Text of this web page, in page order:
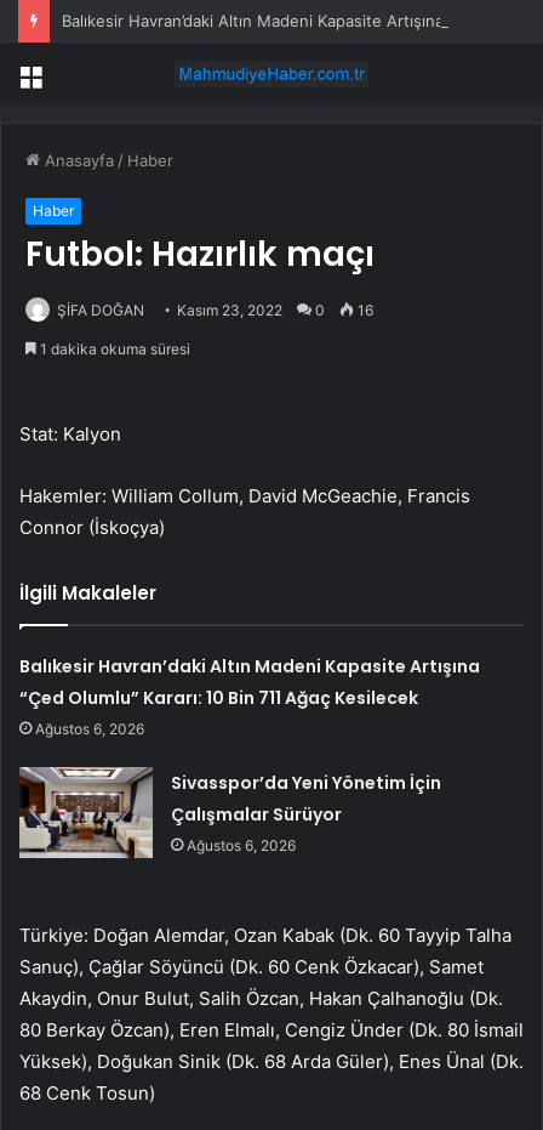
Menü
Anasayfa / Haber
Haber
Futbol: Hazırlık maçı
ŞİFA DOĞAN Kasım 23, 2022 0 16
1 dakika okuma süresi
Stat: Kalyon
Hakemler: William Collum, David McGeachie, Francis
Connor (İskoçya)
İlgili Makaleler
Balıkesir Havran’daki Altın Madeni Kapasite Artışına
“Çed Olumlu” Kararı: 10 Bin 711 Ağaç Kesilecek
Ağustos 6, 2026
Sivasspor’da Yeni Yönetim İçin
Çalışmalar Sürüyor
Ağustos 6, 2026
Türkiye: Doğan Alemdar, Ozan Kabak (Dk. 60 Tayyip Talha
Sanuç), Çağlar Söyüncü (Dk. 60 Cenk Özkacar), Samet
Akaydin, Onur Bulut, Salih Özcan, Hakan Çalhanoğlu (Dk.
80 Berkay Özcan), Eren Elmalı, Cengiz Ünder (Dk. 80 İsmail
Yüksek), Doğukan Sinik (Dk. 68 Arda Güler), Enes Ünal (Dk.
68 Cenk Tosun)